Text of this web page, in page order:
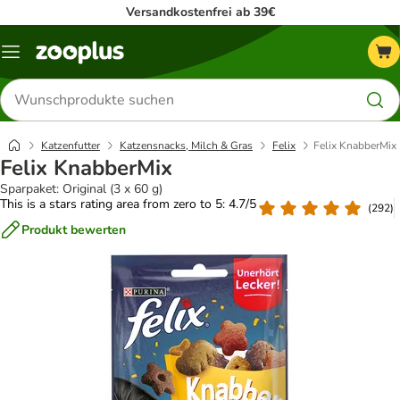
Versandkostenfrei ab 39€
Menü
Produkte
suchen
Katzenfutter Katzensnacks, Milch & Gras Felix Felix KnabberMix
Felix KnabberMix
Sparpaket: Original (3 x 60 g)
This is a stars rating area from zero to 5: 4.7/5
(292)
Produkt bewerten